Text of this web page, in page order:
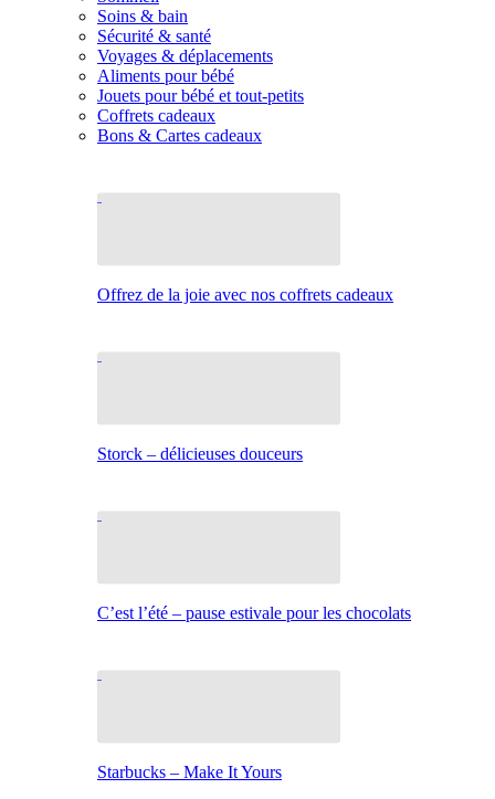
Soins & bain
Sécurité & santé
Voyages & déplacements
Aliments pour bébé
Jouets pour bébé et tout-petits
Coffrets cadeaux
Bons & Cartes cadeaux
Offrez de la joie avec nos coffrets cadeaux
Storck – délicieuses douceurs
C’est l’été – pause estivale pour les chocolats
Starbucks – Make It Yours